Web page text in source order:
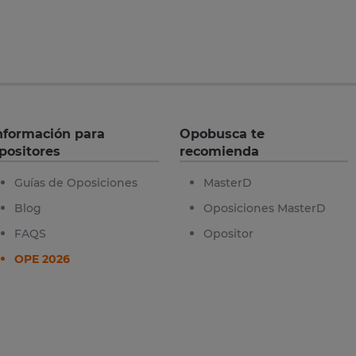
para
Guías de Oposiciones
Blog
FAQS
OPE 2026
Opobusca te
recomienda
MasterD
Oposiciones MasterD
Opositor